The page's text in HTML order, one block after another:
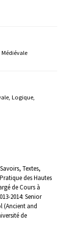
Médiévale
Logique,
Textes,
des Hautes
de Cours à
2014: Senior
(Ancient and
de